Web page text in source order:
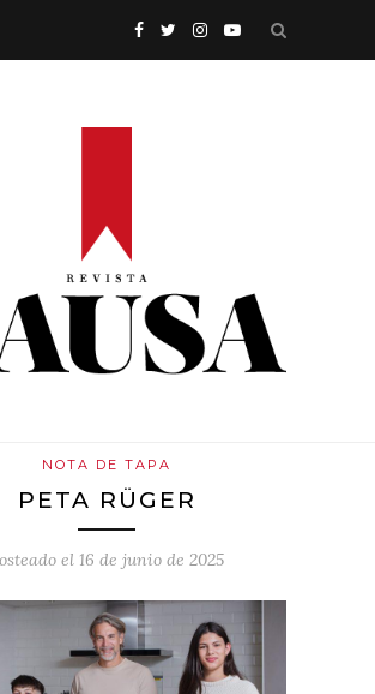
NOTA DE TAPA
PETA RÜGER
el 16 de junio de 2025